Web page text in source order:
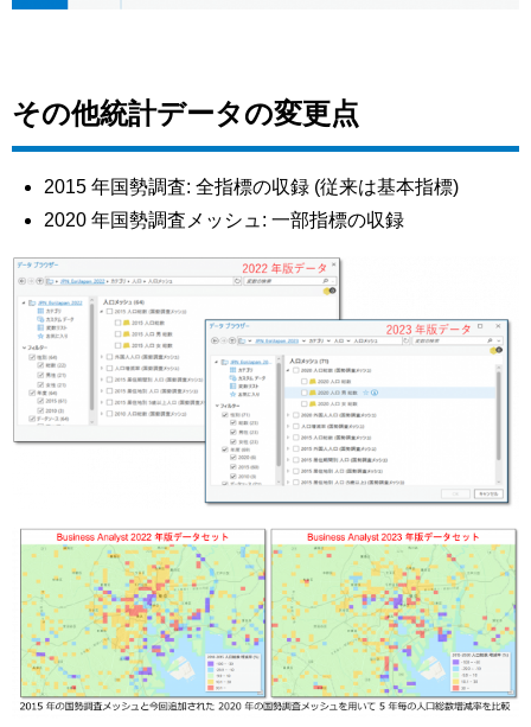
その他統計データの変更点
2015 年国勢調査: 全指標の収録 (従来は基本指標)
2020 年国勢調査メッシュ: 一部指標の収録